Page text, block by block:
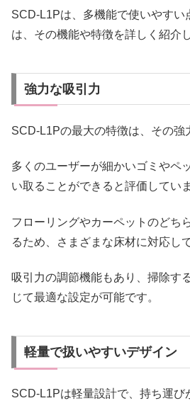
SCD-L1Pは、多機能で使いやすい
は、その機能や特徴を詳しく紹介
強力な吸引力
SCD-L1Pの最大の特徴は、その強
多くのユーザーが細かいゴミやペ
い取ることができると評価していま
フローリングやカーペットのどち
るため、さまざまな床材に対応し
吸引力の調節機能もあり、掃除す
じて最適な設定が可能です。
軽量で扱いやすいデザイン
SCD-L1Pは軽量設計で、持ち運び